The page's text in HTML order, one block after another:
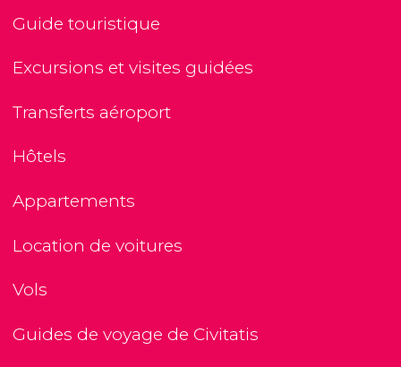
Guide touristique
Excursions et visites guidées
Transferts aéroport
Hôtels
Appartements
Location de voitures
Vols
Guides de voyage de Civitatis